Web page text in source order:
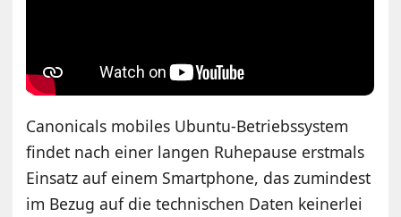
Canonicals mobiles Ubuntu-Betriebssystem
findet nach einer langen Ruhepause erstmals
Einsatz auf einem Smartphone, das zumindest
im Bezug auf die technischen Daten keinerlei